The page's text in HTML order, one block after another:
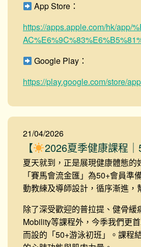
App Store：
https://apps.apple.com/hk/app/
Google Play：
https://play.google.com/store/
21/04/2026
【 2026夏季健康課程
夏天就到，正是展現健康體態的
「賽馬會流金匯」為50+會員
動教練及導師設計，循序漸進
除了深受歡迎的普拉提、健骨
Mobility等課程外，今季我們更
而設的「50+游泳初班」。課程